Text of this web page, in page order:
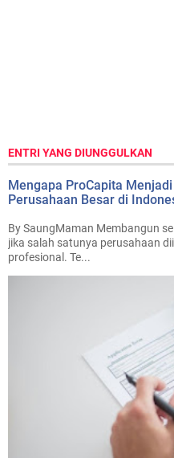
ENTRI YANG DIUNGGULKAN
Mengapa ProCapita
Perusahaan Besar di
By SaungMaman Membangun
jika salah satunya perusahaan
profesional. Te...